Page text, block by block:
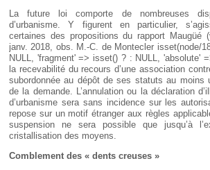
La future loi comporte de nombreuses
d’urbanisme. Y figurent en particulier,
certaines des propositions du rapport Maugüé
janv. 2018, obs. M.-C. de Montecler isset(node/
NULL, 'fragment' => isset() ? : NULL, 'absolute'
la recevabilité du recours d’une association
subordonnée au dépôt de ses statuts au moins
de la demande. L’annulation ou la déclaration
d’urbanisme sera sans incidence sur les
repose sur un motif étranger aux règles
suspension ne sera possible que jusqu’à
cristallisation des moyens.
Comblement des « dents creuses »